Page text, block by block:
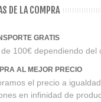
DE LA COMPRA
GRATIS
100€ dependiendo del
AL MEJOR PRECIO
el precio a
en infinidad de